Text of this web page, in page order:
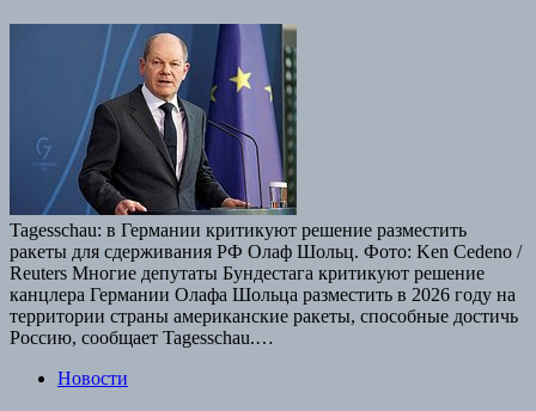
Tagesschau: в Германии критикуют решение разместить
ракеты для сдерживания РФ Олаф Шольц. Фото: Ken Cedeno /
Reuters Многие депутаты Бундестага критикуют решение
канцлера Германии Олафа Шольца разместить в 2026 году на
территории страны американские ракеты, способные достичь
Россию, сообщает Tagesschau.…
Новости